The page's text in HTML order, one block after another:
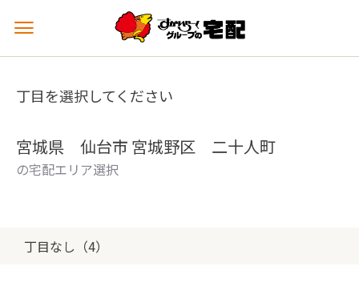
メ
ュ
を
丁目を選択してください
宮城県 仙台市 宮城野区 二十人町
の宅配エリア選択
丁目なし（4）